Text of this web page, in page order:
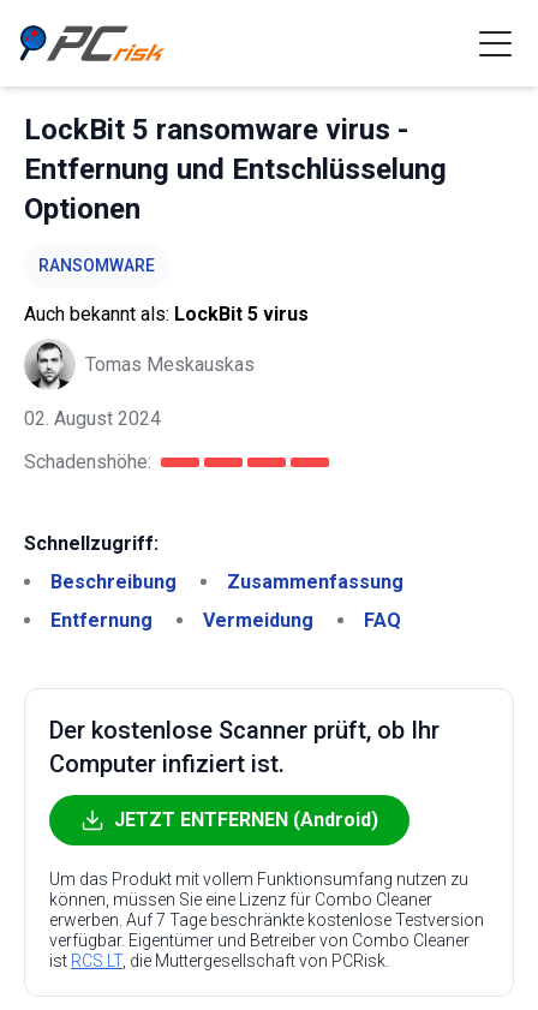
LockBit 5 ransomware virus -
Entfernung und Entschlüsselung
Optionen
RANSOMWARE
Auch bekannt als: LockBit 5 virus
Tomas Meskauskas
02. August 2024
Schadenshöhe:
Schnellzugriff:
Beschreibung
Zusammenfassung
Entfernung
Vermeidung FAQ
Der kostenlose Scanner prüft, ob Ihr
Computer infiziert ist.
JETZT ENTFERNEN (Android)
Um das Produkt mit vollem Funktionsumfang nutzen zu
können, müssen Sie eine Lizenz für Combo Cleaner
erwerben. Auf 7 Tage beschränkte kostenlose Testversion
verfügbar. Eigentümer und Betreiber von Combo Cleaner
ist RCS LT, die Muttergesellschaft von PCRisk.